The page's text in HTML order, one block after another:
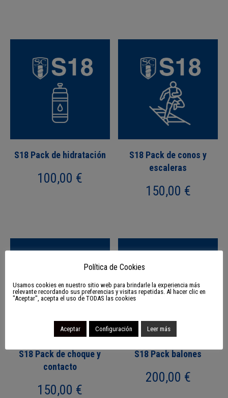
S18 Pack de hidratación
100,00 €
S18 Pack de conos y
escaleras
150,00 €
S18 Pack de choque y
contacto
150,00 €
S18 Pack balones
200,00 €
Política de Cookies
Usamos cookies en nuestro sitio web para brindarle la experiencia más
relevante recordando sus preferencias y visitas repetidas. Al hacer clic en
"Aceptar", acepta el uso de TODAS las cookies
Aceptar Configuración Leer más